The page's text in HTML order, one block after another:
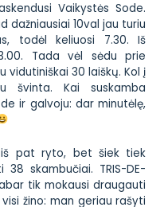
Vaikystės Sode.
dažniausiai 10val jau turiu
todėl keliuosi 7.30. Iš
Tada vėl sėdu prie
vidutiniškai 30 laiškų. Kol į
švinta. Kai suskamba
ir galvoju: dar minutėlę,
iš pat ryto, bet šiek tiek
skambučiai. TRIS-DE-
tik mokausi draugauti
žino: man geriau rašyti